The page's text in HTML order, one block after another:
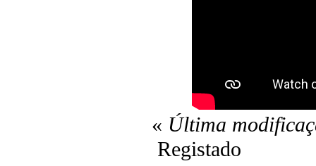
« Última
Registado